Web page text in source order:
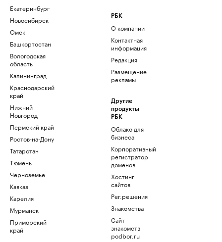
Екатеринбург
Новосибирск
Омск
Башкортостан
Вологодская
область
Калининград
Краснодарский
край
Нижний
Новгород
Пермский край
Ростов-на-Дону
Татарстан
Тюмень
Черноземье
Кавказ
Карелия
Мурманск
Приморский
край
РБК
О компании
Контактная
информация
Редакция
Размещение
рекламы
Другие
продукты
РБК
Облако для
бизнеса
Корпоративный
регистратор
доменов
Хостинг
сайтов
Рег.решения
Знакомства
Сайт
знакомств
podbor.ru